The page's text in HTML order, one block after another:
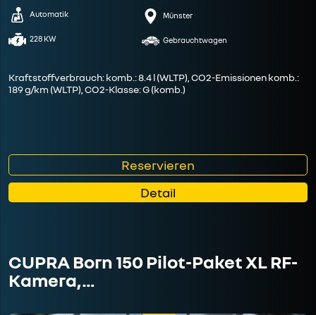
Automatik
228 KW
Münster
Gebrauchtwagen
Kraftstoffverbrauch: komb.: 8.4 l (WLTP), CO2-Emissionen komb.:
189 g/km (WLTP), CO2-Klasse: G (komb.)
Reservieren
Detail
CUPRA Born 150 Pilot-Paket XL RF-
Kamera,…